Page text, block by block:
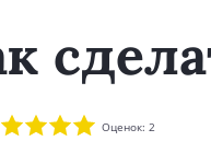
Оценок: 2